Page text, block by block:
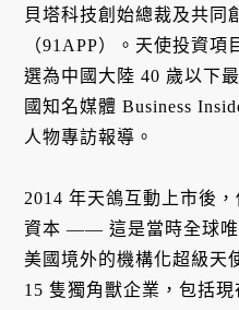
貝塔科技創始總裁及共同
（91APP）。天使投資
選為中國大陸 40 歲以下
國知名媒體 Business
人物專訪報導。
2014 年天鴿互動上市後
資本 —— 這是當時全球唯
美國境外的機構化超級天
15 隻獨角獸企業，包括